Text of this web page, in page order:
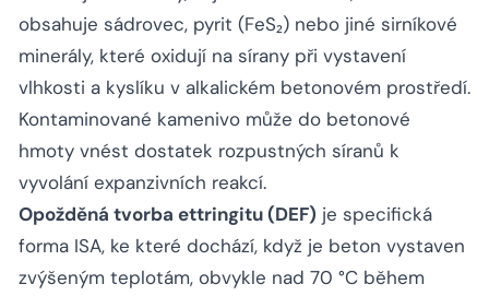
obsahuje sádrovec, pyrit (FeS₂) nebo jiné sirníkové
minerály, které oxidují na sírany při vystavení
vlhkosti a kyslíku v alkalickém betonovém prostředí.
Kontaminované kamenivo může do betonové
hmoty vnést dostatek rozpustných síranů k
vyvolání expanzivních reakcí.
Opožděná tvorba ettringitu (DEF) je specifická
forma ISA, ke které dochází, když je beton vystaven
zvýšeným teplotám, obvykle nad 70 °C během